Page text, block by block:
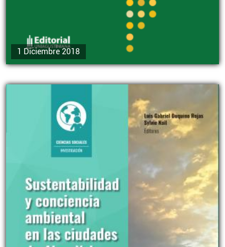
1 Diciembre 2018